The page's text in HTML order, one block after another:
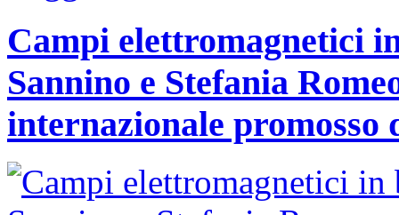
Campi elettromagnetici
Sannino e Stefania
internazionale promosso